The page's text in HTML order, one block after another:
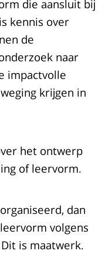
die aansluit bij
kennis over
de
naar
impactvolle
krijgen in
het ontwerp
of leervorm.
dan
volgens
is maatwerk.